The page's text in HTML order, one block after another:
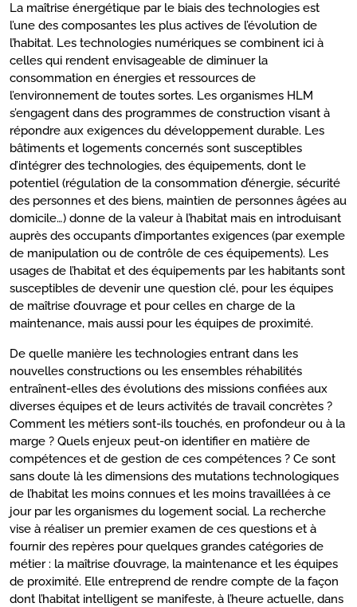
La maîtrise énergétique par le biais des technologies est
l’une des composantes les plus actives de l’évolution de
l’habitat. Les technologies numériques se combinent ici à
celles qui rendent envisageable de diminuer la
consommation en énergies et ressources de
l’environnement de toutes sortes. Les organismes HLM
s’engagent dans des programmes de construction visant à
répondre aux exigences du développement durable. Les
bâtiments et logements concernés sont susceptibles
d’intégrer des technologies, des équipements, dont le
potentiel (régulation de la consommation d’énergie, sécurité
des personnes et des biens, maintien de personnes âgées au
domicile…) donne de la valeur à l’habitat mais en introduisant
auprès des occupants d’importantes exigences (par exemple
de manipulation ou de contrôle de ces équipements). Les
usages de l’habitat et des équipements par les habitants sont
susceptibles de devenir une question clé, pour les équipes
de maîtrise d’ouvrage et pour celles en charge de la
maintenance, mais aussi pour les équipes de proximité.
De quelle manière les technologies entrant dans les
nouvelles constructions ou les ensembles réhabilités
entraînent-elles des évolutions des missions confiées aux
diverses équipes et de leurs activités de travail concrètes ?
Comment les métiers sont-ils touchés, en profondeur ou à la
marge ? Quels enjeux peut-on identifier en matière de
compétences et de gestion de ces compétences ? Ce sont
sans doute là les dimensions des mutations technologiques
de l’habitat les moins connues et les moins travaillées à ce
jour par les organismes du logement social. La recherche
vise à réaliser un premier examen de ces questions et à
fournir des repères pour quelques grandes catégories de
métier : la maîtrise d’ouvrage, la maintenance et les équipes
de proximité. Elle entreprend de rendre compte de la façon
dont l’habitat intelligent se manifeste, à l’heure actuelle, dans